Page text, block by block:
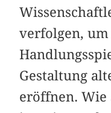
verfolgen, um
Gestaltung
eröffnen. Wie